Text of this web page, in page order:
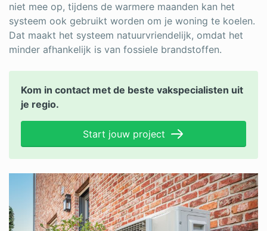
niet mee op, tijdens de warmere maanden kan het
systeem ook gebruikt worden om je woning te koelen.
Dat maakt het systeem natuurvriendelijk, omdat het
minder afhankelijk is van fossiele brandstoffen.
Kom in contact met de beste vakspecialisten uit
je regio.
Start jouw project